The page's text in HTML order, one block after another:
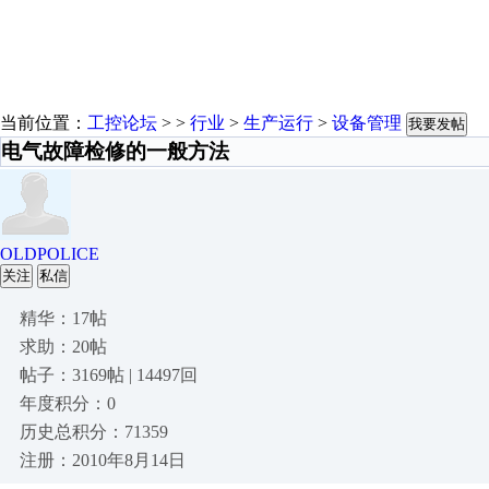
当前位置： 工控论坛 > > 行业 > 生产运行 > 设备管理 我要发帖
电气故障检修的一般方法
OLDPOLICE
关注 私信
精华：17帖
求助：20帖
帖子：3169帖 | 14497回
年度积分：0
历史总积分：71359
注册：2010年8月14日